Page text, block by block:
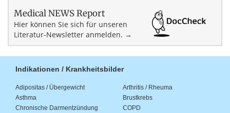
Medical NEWS Report
Hier können Sie sich für unseren
Literatur-Newsletter anmelden. →
Indikationen / Krankheitsbilder
Adipositas / Übergewicht
Arthritis / Rheuma
Asthma
Brustkrebs
Chronische Darmentzündung
COPD